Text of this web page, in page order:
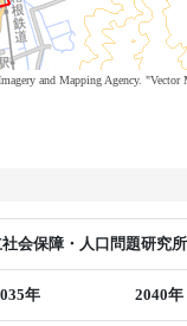
and Mapping Agency.
会保障・人口問題研究所
年 2040年